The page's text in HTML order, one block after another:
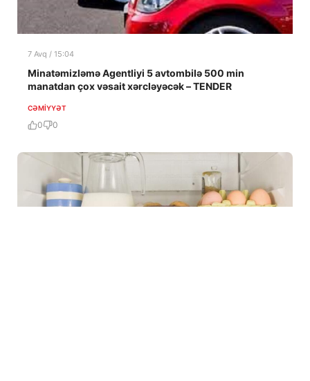
7 Avq / 15:04
Minatəmizləmə Agentliyi 5 avtombilə 500 min
manatdan çox vəsait xərcləyəcək – TENDER
CƏMIYYƏT
0 0